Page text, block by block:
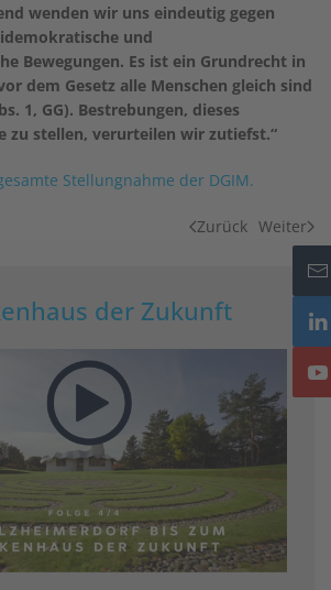
wenden wir uns eindeutig gegen
und
Bewegungen. Es ist ein Grundrecht in
dem Gesetz alle Menschen gleich sind
1, GG). Bestrebungen, dieses
zu stellen, verurteilen wir zutiefst.“
Stellungnahme der DGIM.
Zurück Weiter
der Zukunft